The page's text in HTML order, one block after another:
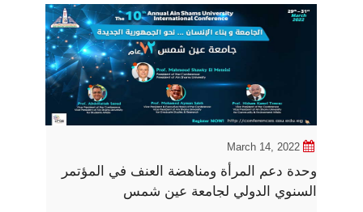
March 14, 2022
وحدة دعم المرأة ومناهضة العنف في المؤتمر
السنوي الدولي لجامعة عين شمس